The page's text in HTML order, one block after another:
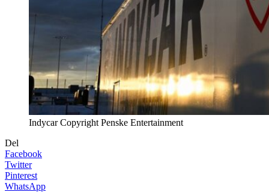
Indycar Copyright Penske Entertainment
Del
Facebook
Twitter
Pinterest
WhatsApp